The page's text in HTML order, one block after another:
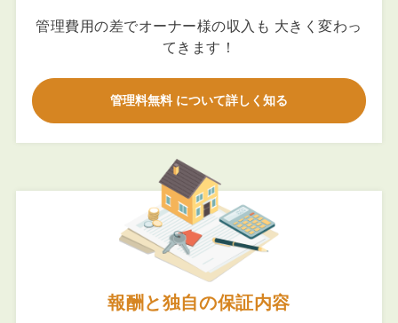
管理費用の差でオーナー様の収入も 大きく変わっ
てきます！
管理料無料 について詳しく知る
報酬と独自の保証内容